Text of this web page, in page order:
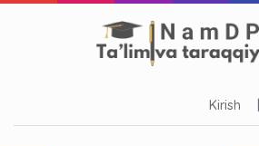
Kirish